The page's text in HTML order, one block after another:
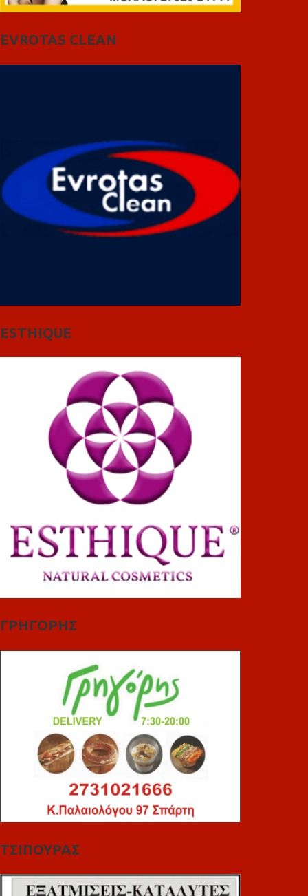
EVROTAS CLEAN
ESTHIQUE
ΓΡΗΓΟΡΗΣ
ΤΣΙΠΟΥΡΑΣ